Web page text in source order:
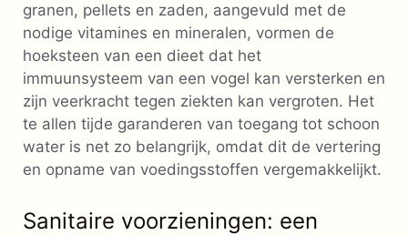
granen, pellets en zaden, aangevuld met de
nodige vitamines en mineralen, vormen de
hoeksteen van een dieet dat het
immuunsysteem van een vogel kan versterken en
zijn veerkracht tegen ziekten kan vergroten. Het
te allen tijde garanderen van toegang tot schoon
water is net zo belangrijk, omdat dit de vertering
en opname van voedingsstoffen vergemakkelijkt.
Sanitaire voorzieningen: een